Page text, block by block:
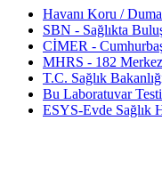
Havanı Koru /
SBN - Sağlıkta
CİMER -
MHRS - 182
T.C. Sağlık
Bu Laboratuvar
ESYS-Evde Sağlık